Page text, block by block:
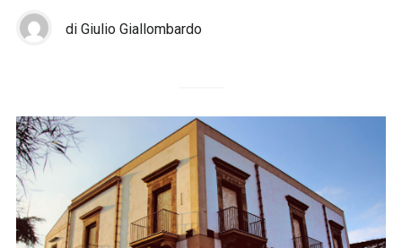
di Giulio Giallombardo